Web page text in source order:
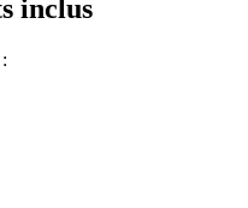
inclus